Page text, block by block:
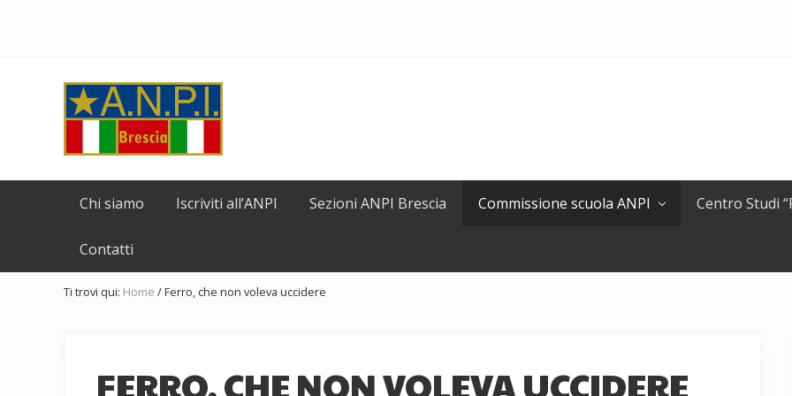
navigation
principale
Comitato
Provinciale
Brescia
Chi siamo Iscriviti all’ANPI Sezioni ANPI Brescia Commissione scuola ANPI Centro Studi
Contatti
Ti trovi qui: Home /Ferro, che non voleva uccidere
FERRO, CHE NON VOLEVA UCCIDERE